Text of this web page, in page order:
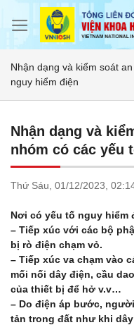
Nhận dạng và kiểm soát
nguy hiểm điện
Nhận dạng và
nhóm có các yếu
Thứ Sáu, 01/12/2023,
Nơi có yếu tố nguy hiểm
– Tiếp xúc với các bộ
bị rò điện chạm vỏ.
– Tiếp xúc va chạm vào
mối nối dây điện, cầu
của thiết bị để hở v.v…
– Do điện áp bước,
tản trong đất như khi